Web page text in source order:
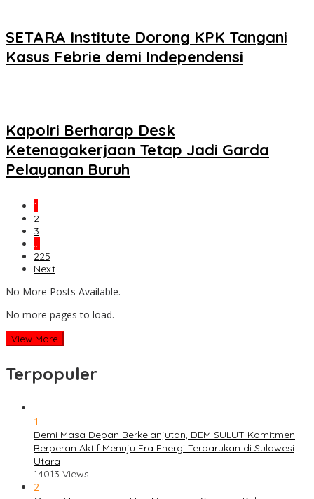
SETARA Institute Dorong KPK Tangani
Kasus Febrie demi Independensi
Kapolri Berharap Desk
Ketenagakerjaan Tetap Jadi Garda
Pelayanan Buruh
1
2
3
…
225
Next
No More Posts Available.
No more pages to load.
View More
Terpopuler
1
Demi Masa Depan Berkelanjutan, DEM SULUT Komitmen
Berperan Aktif Menuju Era Energi Terbarukan di Sulawesi
Utara
14013 Views
2